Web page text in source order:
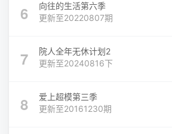
6
向往的生活第六季
更新至20220807期
7
院人全年无休计划2
更新至20240816下
8
爱上超模第三季
更新至20161230期